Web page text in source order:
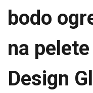
bodo
na
Design